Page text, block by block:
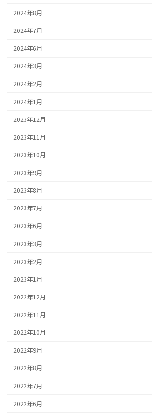
2024年8月
2024年7月
2024年6月
2024年3月
2024年2月
2024年1月
2023年12月
2023年11月
2023年10月
2023年9月
2023年8月
2023年7月
2023年6月
2023年3月
2023年2月
2023年1月
2022年12月
2022年11月
2022年10月
2022年9月
2022年8月
2022年7月
2022年6月